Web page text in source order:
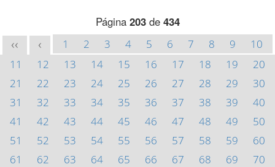
Página 203de 434
<< < 1 2 3 4 5 6 7 8 9
10
11
12 13 14 15 16 17 18 19
20
21
22 23 24 25 26 27 28 29
30
31
32 33 34 35 36 37 38 39
40
41
42 43 44 45 46 47 48 49
50
51
52 53 54 55 56 57 58 59
60
61
62 63 64 65 66 67 68 69
70